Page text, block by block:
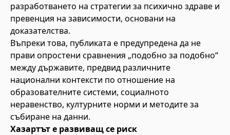
разработването на стратегии за психично здраве и
превенция на зависимости, основани на
доказателства.
Въпреки това, публиката е предупредена да не
прави опростени сравнения „подобно за подобно“
между държавите, предвид различните
национални контексти по отношение на
образователните системи, социалното
неравенство, културните норми и методите за
събиране на данни.
Хазартът е развиващ се риск